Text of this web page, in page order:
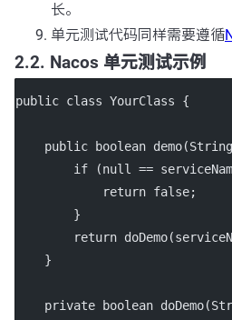
长。
单元测试代码同样需要遵循
2.2. Nacos 单元测试示例
public class YourClass {
public boolean demo(String
if (null ==
return false;
        }
return doDemo
    }
private boolean doDemo